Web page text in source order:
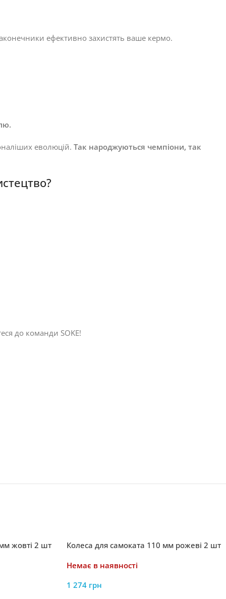
ефективно захистять ваше кермо.
еволюцій. Так народжуються чемпіони, так
до команди SOKE!
жовті 2 шт
Колеса для самоката 110 мм рожеві 2 шт
Немає в наявності
1 274 грн